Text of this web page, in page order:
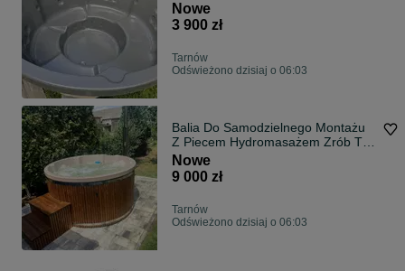
Nowe
3 900 zł
Tarnów
Odświeżono dzisiaj o 06:03
Balia Do Samodzielnego Montażu
Z Piecem Hydromasażem Zrób To
Sam Wkład akrylowy
Nowe
9 000 zł
Tarnów
Odświeżono dzisiaj o 06:03